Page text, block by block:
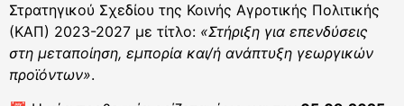
Στρατηγικού Σχεδίου της Κοινής Αγροτικής Πολιτικής
(ΚΑΠ) 2023-2027 με τίτλο: «Στήριξη για επενδύσεις
στη μεταποίηση, εμπορία και/ή ανάπτυξη γεωργικών
προϊόντων».